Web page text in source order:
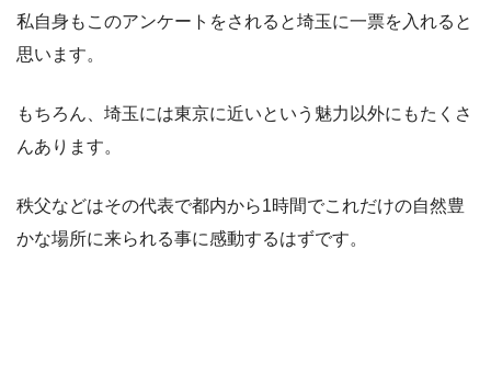
私自身もこのアンケートをされると埼玉に一票を入れると
思います。
もちろん、埼玉には東京に近いという魅力以外にもたくさ
んあります。
秩父などはその代表で都内から1時間でこれだけの自然豊
かな場所に来られる事に感動するはずです。